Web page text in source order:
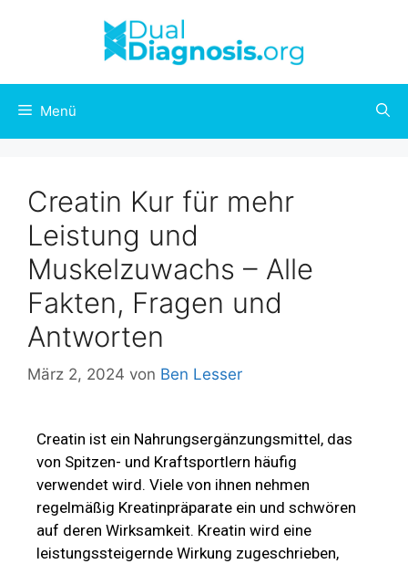
Menü
Creatin Kur für mehr
Leistung und
Muskelzuwachs – Alle
Fakten, Fragen und
Antworten
März 2, 2024 von Ben Lesser
Creatin ist ein Nahrungsergänzungsmittel, das
von Spitzen- und Kraftsportlern häufig
verwendet wird. Viele von ihnen nehmen
regelmäßig Kreatinpräparate ein und schwören
auf deren Wirksamkeit. Kreatin wird eine
leistungssteigernde Wirkung zugeschrieben,